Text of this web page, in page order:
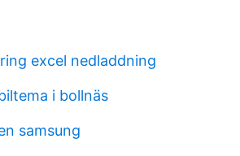
excel nedladdning
i bollnäs
samsung